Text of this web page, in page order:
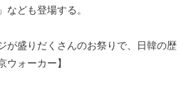
なども登場する。
が盛りだくさんのお祭りで、日韓の歴
ウォーカー】